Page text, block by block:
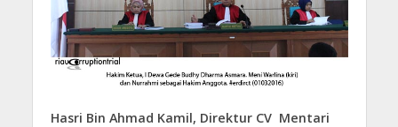
Hasri Bin Ahmad Kamil, Direktur CV Mentari